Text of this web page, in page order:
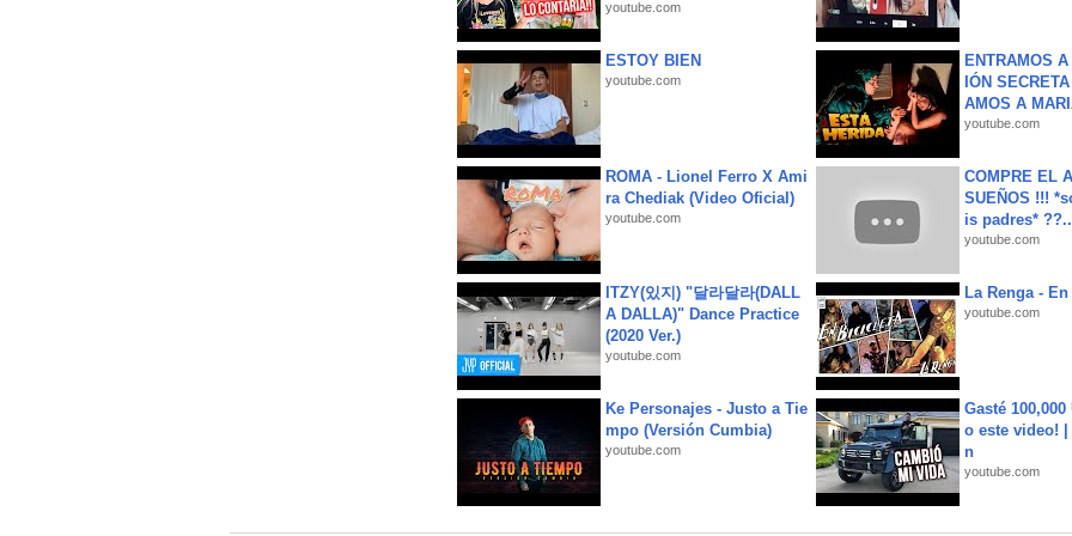
youtube.com
ESTOY BIEN
youtube.com
ENTRAMOS
IÓN
AMOS A
youtube.com
ROMA - Lionel Ferro X Ami
ra Chediak (Video Oficial)
youtube.com
COMPRE EL
SUEÑOS !!!
is padres*
youtube.com
ITZY(있지) "달라달라(DALL
A DALLA)" Dance Practice
(2020 Ver.)
youtube.com
La Renga -
youtube.com
Ke Personajes - Justo a Tie
mpo (Versión Cumbia)
youtube.com
Gasté
o este video!
n
youtube.com